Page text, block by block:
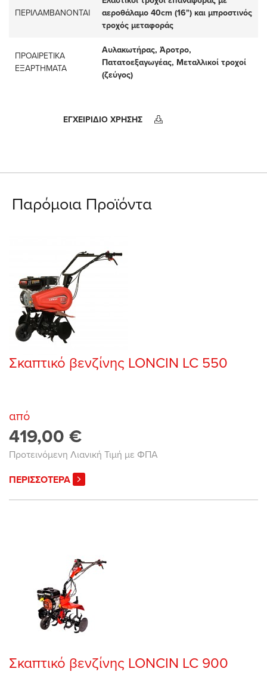
ΠΕΡΙΛΑΜΒΑΝΟΝΤΑΙ
αεροθάλαμο 40cm (16") και μπροστινός
τροχός μεταφοράς
ΠΡΟΑΙΡΕΤΙΚΑ
ΕΞΑΡΤΗΜΑΤΑ
Αυλακωτήρας, Άροτρο,
Πατατοεξαγωγέας, Μεταλλικοί τροχοί
(ζεύγος)
ΕΓΧΕΙΡΙΔΙΟ ΧΡΗΣΗΣ
Παρόμοια Προϊόντα
Σκαπτικό βενζίνης LONCIN LC 550
από
419,00 €
Προτεινόμενη Λιανική Τιμή με ΦΠΑ
ΠΕΡΙΣΣΟΤΕΡΑ
Σκαπτικό βενζίνης LONCIN LC 900